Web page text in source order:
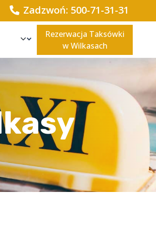
Zadzwoń: 500-71-31-31
Rezerwacja Taksówki
w Wilkasach